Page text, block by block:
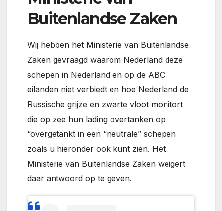
Buitenlandse Zaken
Wij hebben het Ministerie van Buitenlandse
Zaken gevraagd waarom Nederland deze
schepen in Nederland en op de ABC
eilanden niet verbiedt en hoe Nederland de
Russische grijze en zwarte vloot monitort
die op zee hun lading overtanken op
“overgetankt in een “neutrale” schepen
zoals u hieronder ook kunt zien. Het
Ministerie van Buitenlandse Zaken weigert
daar antwoord op te geven.